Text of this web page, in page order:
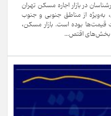
در بازار اجاره مسکن تهران
به‌ویژه از مناطق جنوبی و جنوب
بوده است. بازار مسکن،
بخش‌های اقتص...